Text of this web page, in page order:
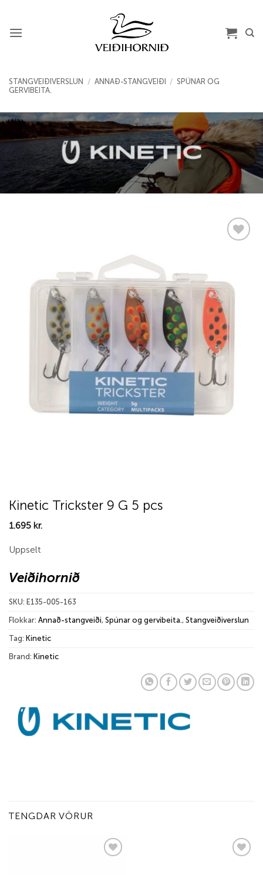
content
STANGVEIÐIVERSLUN / ANNAÐ-STANGVEIÐI / SPÚNAR OG
GERVIBEITA.
Kinetic Trickster 9 G 5 pcs
1.695 kr.
Uppselt
Veiðihornið
SKU: E135-005-163
Flokkar: Annað-stangveiði, Spúnar og gervibeita., Stangveiðiverslun
Tag: Kinetic
Brand: Kinetic
TENGDAR VÖRUR